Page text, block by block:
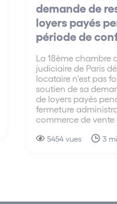
demande de
loyers payés
période de
La 18ème chambre
judiciaire de Paris
locataire n’est pas
soutien de sa
de loyers payés
fermeture
commerce de vente
5454 vues 3